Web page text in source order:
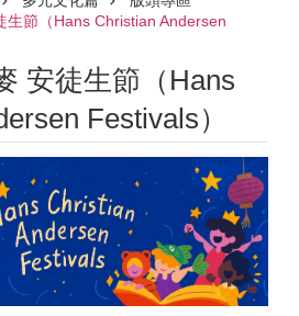
生節（Hans Christian Andersen
安徒生節（Hans
Festivals）